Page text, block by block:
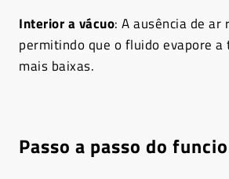
Interior a vácuo: A ausência de ar
permitindo que o fluido evapore
mais baixas.
Passo a passo do